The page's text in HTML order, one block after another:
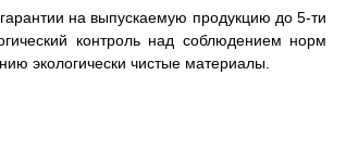
на выпускаемую продукцию до 5-ти
контроль над соблюдением норм
экологически чистые материалы.